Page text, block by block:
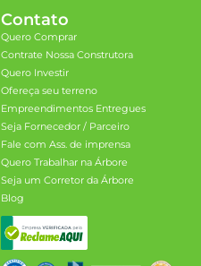
Contato
Quero Comprar
Contrate Nossa Construtora
Quero Investir
Ofereça seu terreno
Empreendimentos Entregues
Seja Fornecedor / Parceiro
Fale com Ass. de imprensa
Quero Trabalhar na Árbore
Seja um Corretor da Árbore
Blog